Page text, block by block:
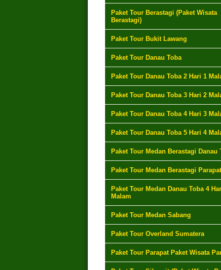
Paket Tour Berastagi (Paket Wisata
Berastagi)
Paket Tour Bukit Lawang
Paket Tour Danau Toba
Paket Tour Danau Toba 2 Hari 1
Paket Tour Danau Toba 3 Hari 2
Paket Tour Danau Toba 4 Hari 3
Paket Tour Danau Toba 5 Hari 4
Paket Tour Medan Berastagi Danau
Paket Tour Medan Berastagi Parapat
Paket Tour Medan Danau Toba 4
Malam
Paket Tour Medan Sabang
Paket Tour Overland Sumatera
Paket Tour Parapat Paket Wisata